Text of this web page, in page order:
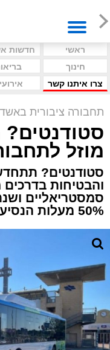
ראשי חדשות
חינוך
צרו איתנו קשר
תחבורה ציבורית
סטודנטים?
מוזל
סטודנטים?
והבטיחות בדרכים
סמסטריאליים
50% מעלות הנסיעה